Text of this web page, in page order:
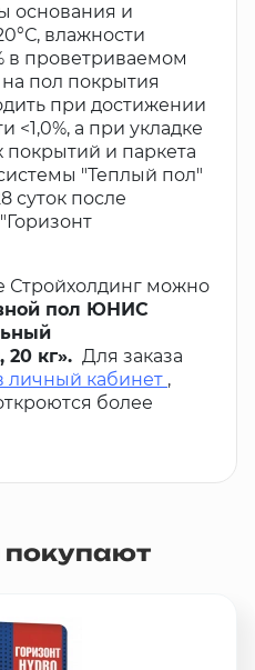
основания и
влажности
в проветриваемом
пол покрытия
при достижении
<1,0%, а при укладке
и паркета
"Теплый пол"
суток после
Стройхолдинг можно
пол ЮНИС
кг». Для заказа
личный кабинет ,
более
покупают